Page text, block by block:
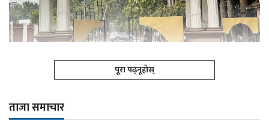
पूरा पढ्नूहोस्
ताजा समाचार